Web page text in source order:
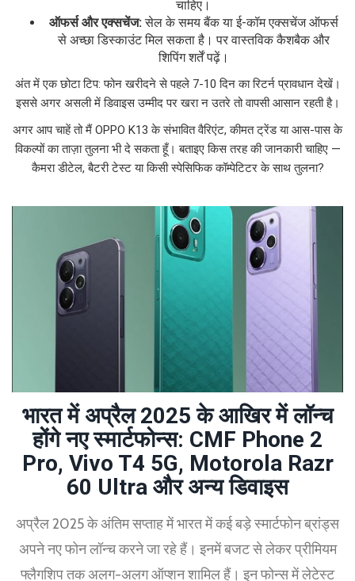
चाहिए।
ऑफर्स और एक्सचेंज: सेल के समय बैंक या ई-कॉम एक्सचेंज ऑफर्स
से अच्छा डिस्काउंट मिल सकता है। पर वास्तविक कैशबैक और
शिपिंग शर्तें पढ़ें।
अंत में एक छोटा टिप: फोन खरीदने से पहले 7-10 दिन का रिटर्न प्रावधान देखें।
इससे अगर असली में डिवाइस उम्मीद पर खरा न उतरे तो वापसी आसान रहती है।
अगर आप चाहें तो मैं OPPO K13 के संभावित वैरिएंट, कीमत ट्रेंड या आस-पास के
विकल्पों का ताज़ा तुलना भी दे सकता हूँ। बताइए किस तरह की जानकारी चाहिए —
कैमरा डीटेल, बैटरी टेस्ट या किसी स्पेसिफिक कॉम्पेटिटर के साथ तुलना?
भारत में अप्रैल 2025 के आखिर में लॉन्च
होंगे नए स्मार्टफोन्स: CMF Phone 2
Pro, Vivo T4 5G, Motorola Razr
60 Ultra और अन्य डिवाइस
अप्रैल 2025 के अंतिम सप्ताह में भारत में कई बड़े स्मार्टफोन ब्रांड्स
अपने नए फोन लॉन्च करने जा रहे हैं। इनमें बजट से लेकर प्रीमियम
फ्लैगशिप तक अलग-अलग ऑप्शन शामिल हैं। इन फोन्स में लेटेस्ट